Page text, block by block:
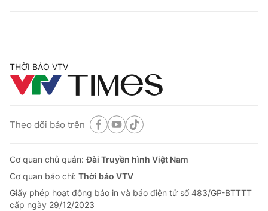
THỜI BÁO VTV
Theo dõi báo trên
Cơ quan chủ quản:Đài Truyền hình Việt Nam
Cơ quan báo chí: Thời báo VTV
Giấy phép hoạt động báo in và báo điện tử số 483/GP-BTTTT
cấp ngày 29/12/2023